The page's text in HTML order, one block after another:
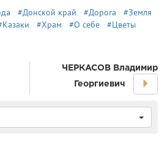
#Донской край #Дорога
#Земля
#Храм #О себе
#Цветы
ЧЕРКАСОВ Владимир
Георгиевич